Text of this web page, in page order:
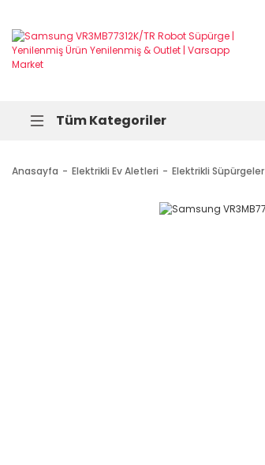
Tüm Kategoriler
Anasayfa Elektrikli Ev Aletleri Elektrikli Süpürgeler